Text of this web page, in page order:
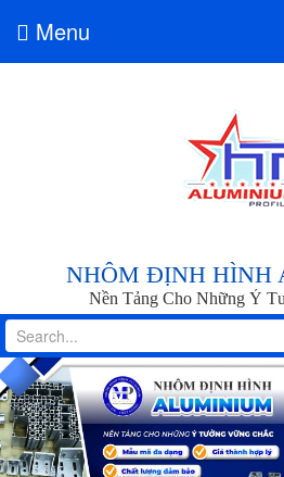
Menu
NHÔM ĐỊNH HÌNH
Nền Tảng Cho Những Ý